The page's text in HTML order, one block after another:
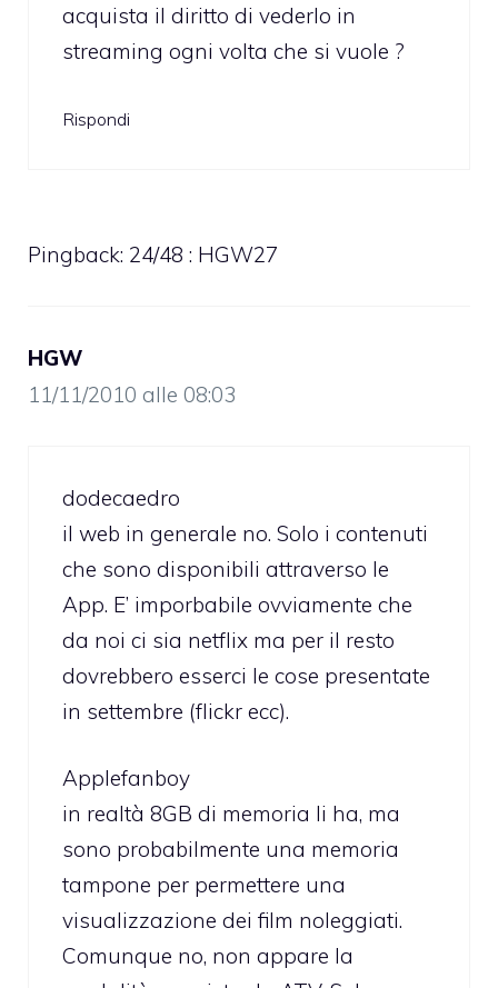
acquista il diritto di vederlo in
streaming ogni volta che si vuole ?
Rispondi
Pingback: 24/48 : HGW27
HGW
11/11/2010 alle 08:03
dodecaedro
il web in generale no. Solo i contenuti
che sono disponibili attraverso le
App. E’ imporbabile ovviamente che
da noi ci sia netflix ma per il resto
dovrebbero esserci le cose presentate
in settembre (flickr ecc).
Applefanboy
in realtà 8GB di memoria li ha, ma
sono probabilmente una memoria
tampone per permettere una
visualizzazione dei film noleggiati.
Comunque no, non appare la